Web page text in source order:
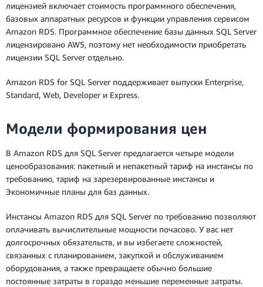
лицензией включает стоимость программного обеспечения,
базовых аппаратных ресурсов и функции управления сервисом
Amazon RDS. Программное обеспечение базы данных SQL Server
лицензировано AWS, поэтому нет необходимости приобретать
лицензии SQL Server отдельно.
Amazon RDS for SQL Server поддерживает выпуски Enterprise,
Standard, Web, Developer и Express.
Модели формирования цен
В Amazon RDS для SQL Server предлагается четыре модели
ценообразования: пакетный и непакетный тариф на инстансы по
требованию, тариф на зарезервированные инстансы и
Экономичные планы для баз данных.
Инстансы Amazon RDS для SQL Server по требованию позволяют
оплачивать вычислительные мощности почасово. У вас нет
долгосрочных обязательств, и вы избегаете сложностей,
связанных с планированием, закупкой и обслуживанием
оборудования, а также превращаете обычно большие
постоянные затраты в гораздо меньшие переменные затраты.